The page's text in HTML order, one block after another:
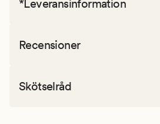
*Leveransinformation
Recensioner
Skötselråd